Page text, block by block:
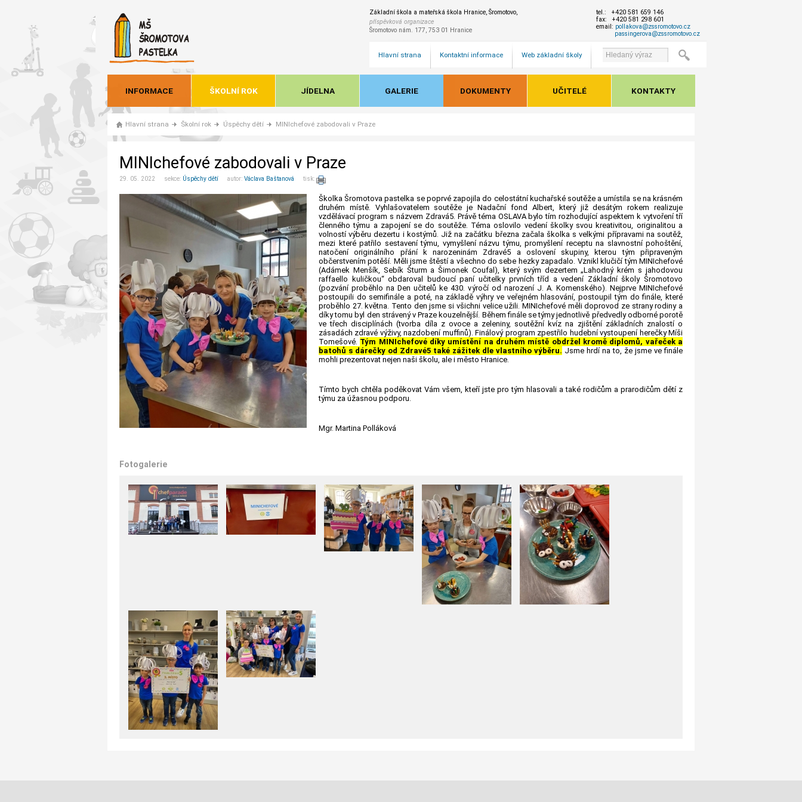
Základní škola a mateřská škola Hranice, Šromotovo,
příspěvková organizace
Šromotovo nám. 177, 753 01 Hranice
tel.: +420 581 659 146
fax: +420 581 298 601
email: pollakova@zssromotovo.cz
passingerova@zssromotovo.cz
Hlavní strana Kontaktní informace Web základní školy
INFORMACE ŠKOLNÍ ROK JÍDELNA GALERIE DOKUMENTY UČITELÉ KONTAKTY
Hlavní strana Školní rok Úspěchy dětí MINIchefové zabodovali v Praze
MINIchefové zabodovali v Praze
29. 05. 2022 sekce: Úspěchy dětí autor: Václava Baštanová tisk:
Školka Šromotova pastelka se poprvé zapojila do celostátní kuchařské soutěže a umístila se na krásném
druhém místě. Vyhlašovatelem soutěže je Nadační fond Albert, který již desátým rokem realizuje
vzdělávací program s názvem Zdravá5. Právě téma OSLAVA bylo tím rozhodující aspektem k vytvoření tří
členného týmu a zapojení se do soutěže. Téma oslovilo vedení školky svou kreativitou, originalitou a
volností výběru dezertu i kostýmů. Již na začátku března začala školka s velkými přípravami na soutěž,
mezi které patřilo sestavení týmu, vymyšlení názvu týmu, promyšlení receptu na slavnostní pohoštění,
natočení originálního přání k narozeninám Zdravé5 a oslovení skupiny, kterou tým připraveným
občerstvením potěší. Měli jsme štěstí a všechno do sebe hezky zapadalo. Vznikl klučičí tým MINIchefové
(Adámek Menšík, Sebík Šturm a Šimonek Coufal), který svým dezertem „Lahodný krém s jahodovou
raffaello kuličkou“ obdaroval budoucí paní učitelky prvních tříd a vedení Základní školy Šromotovo
(pozvání proběhlo na Den učitelů ke 430. výročí od narození J. A. Komenského). Nejprve MINIchefové
postoupili do semifinále a poté, na základě výhry ve veřejném hlasování, postoupil tým do finále, které
proběhlo 27. května. Tento den jsme si všichni velice užili. MINIchefové měli doprovod ze strany rodiny a
díky tomu byl den strávený v Praze kouzelnější. Během finále se týmy jednotlivě předvedly odborné porotě
ve třech disciplínách (tvorba díla z ovoce a zeleniny, soutěžní kvíz na zjištění základních znalostí o
zásadách zdravé výživy, nazdobení muffinů). Finálový program zpestřilo hudební vystoupení herečky Míši
Tomešové. Tým MINIchefové díky umístění na druhém místě obdržel kromě diplomů, vařeček a
batohů s dárečky od Zdravé5 také zážitek dle vlastního výběru. Jsme hrdí na to, že jsme ve finále
mohli prezentovat nejen naši školu, ale i město Hranice.
Tímto bych chtěla poděkovat Vám všem, kteří jste pro tým hlasovali a také rodičům a prarodičům dětí z
týmu za úžasnou podporu.
Mgr. Martina Polláková
Fotogalerie